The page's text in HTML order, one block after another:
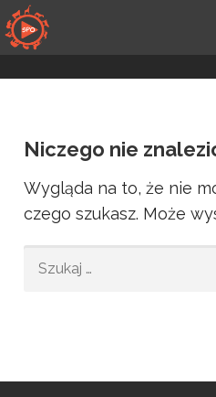
Przejdź
do
zawartości
Niczego nie
Wygląda na to, że nie
czego szukasz. Może